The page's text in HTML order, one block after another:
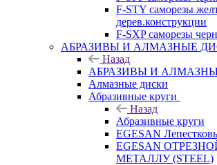
F-STY саморезы
дерев.конструкции
F-SXP саморезы
АБРАЗИВЫ И АЛМАЗНЫЕ
Назад
АБРАЗИВЫ И
Алмазные диски
Абразивные круги
Назад
Абразивные круги
EGESAN
EGESAN
МЕТАЛЛУ (STEEL)